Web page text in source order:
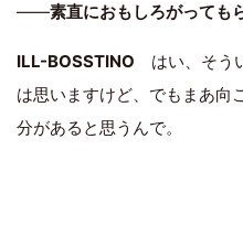
――素直におもしろがっても
ILL-BOSSTINO はい、そう
は思いますけど、でもまあ向
分があると思うんで。